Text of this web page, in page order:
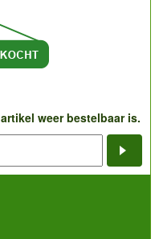
weer bestelbaar is.